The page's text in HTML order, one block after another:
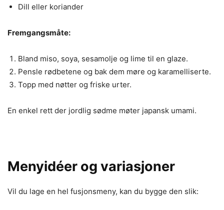
Dill eller koriander
Fremgangsmåte:
Bland miso, soya, sesamolje og lime til en glaze.
Pensle rødbetene og bak dem møre og karamelliserte.
Topp med nøtter og friske urter.
En enkel rett der jordlig sødme møter japansk umami.
Menyidéer og variasjoner
Vil du lage en hel fusjonsmeny, kan du bygge den slik: